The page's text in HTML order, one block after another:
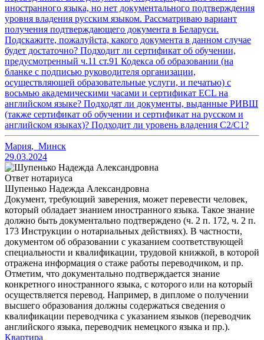
иностранного языка, но нет документального подтверждения
уровня владения русским языком. Рассматриваю вариант
получения подтверждающего документа в Беларуси.
Подскажите, пожалуйста, какого документа в данном случае
будет достаточно? Подходит ли сертификат об обучении,
предусмотренный ч.11 ст.91 Кодекса об образовании (на
бланке с подписью руководителя организации,
осуществляющей образовательные услуги, и печатью) с
восьмью академическими часами и сертификат ECL на
английском языке? Подходят ли документы, выданные РИВШ
(также сертификат об обучении и сертификат на русском и
английском языках)? Подходит ли уровень владения С2/С1?
Мария, Минск
29.03.2024
Ответ нотариуса
Шупенько Надежда Александровна
Документ, требующий заверения, может перевести человек,
который обладает знанием иностранного языка. Такое знание
должно быть документально подтверждено (ч. 2 п. 172, ч. 2 п.
173 Инструкции о нотариальных действиях). В частности,
документом об образовании с указанием соответствующей
специальности и квалификации, трудовой книжкой, в которой
отражена информация о стаже работы переводчиком, и пр.
Отметим, что документально подтверждается знание
конкретного иностранного языка, с которого или на который
осуществляется перевод. Например, в дипломе о получении
высшего образования должны содержаться сведения о
квалификации переводчика с указанием языков (переводчик
английского языка, переводчик немецкого языка и пр.).
Квартира